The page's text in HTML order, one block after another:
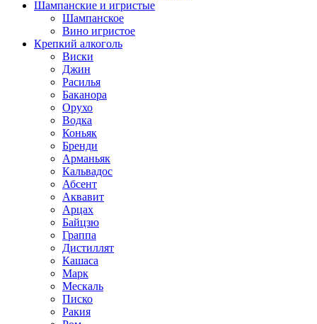
Шампанские и игристые
Шампанское
Вино игристое
Крепкий алкоголь
Виски
Джин
Расилья
Баканора
Орухо
Водка
Коньяк
Бренди
Арманьяк
Кальвадос
Абсент
Аквавит
Арцах
Байцзю
Граппа
Дистиллят
Кашаса
Марк
Мескаль
Писко
Ракия